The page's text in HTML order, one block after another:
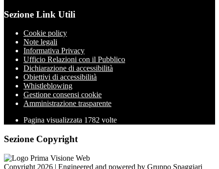
Sezione Link Utili
Cookie policy
Note legali
Informativa Privacy
Ufficio Relazioni con il Pubblico
Dichiarazione di accessibilità
Obiettivi di accessibilità
Whistleblowing
Gestione consensi cookie
Amministrazione trasparente
Pagina visualizzata 1782 volte
Sezione Copyright
Copyright 2026 | Engineered and powered by Gruppo Spaggiari